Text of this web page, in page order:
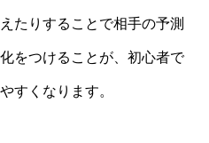
たりすることで相手の予測
をつけることが、初心者で
すくなります。